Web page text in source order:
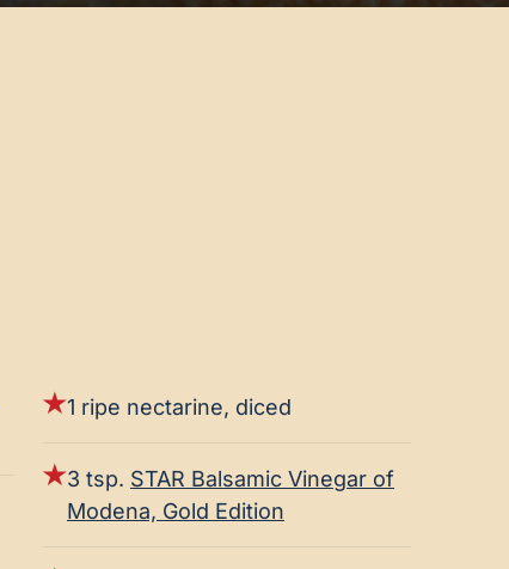
1 ripe nectarine, diced
3 tsp. STAR Balsamic Vinegar of
Modena, Gold Edition